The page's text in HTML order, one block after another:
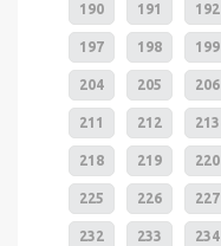
190 191 192
197 198 199
204 205 206
211 212 213
218 219 220
225 226 227
232 233 234